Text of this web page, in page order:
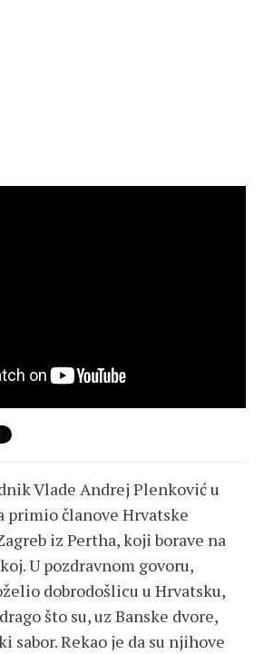
Vlade Andrej Plenković u
primio članove Hrvatske
iz Pertha, koji borave na
U pozdravnom govoru,
dobrodošlicu u Hrvatsku,
što su, uz Banske dvore,
sabor. Rekao je da su njihove